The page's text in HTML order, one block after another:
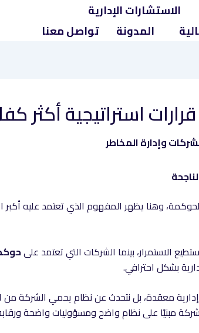
الاستشارات الإدارية
المدونة تواصل معنا
استراتيجية أكثر
وهنا يظهر المفهوم الذي تعتمد عليه
الاستمرار، بينما الشركات التي تعتمد على
بشكل احترافي.
معقدة، بل نتحدث عن نظام يحمي الشركة من
مبنيًا على نظام واضح ومسؤوليات واضحة